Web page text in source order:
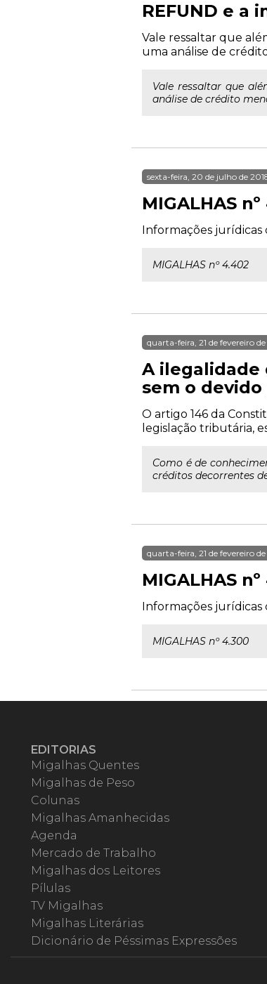
REFUND e
Vale ressaltar que
uma análise de
Vale ressaltar que
análise de crédito
sexta-feira, 20 de julho de
MIGALHAS
Informações jurídicas
MIGALHAS nº 4.402
quarta-feira, 21 de fevereiro
A ilegalidade
sem o
O artigo 146 da
legislação tributária,
Como é de
créditos decorrentes
quarta-feira, 21 de fevereiro
MIGALHAS
Informações jurídicas
MIGALHAS nº 4.300
EDITORIAS
Migalhas Quentes
Migalhas de Peso
Colunas
Migalhas Amanhecidas
Agenda
Mercado de Trabalho
Migalhas dos Leitores
Pílulas
TV Migalhas
Migalhas Literárias
Dicionário de Péssimas Expressões